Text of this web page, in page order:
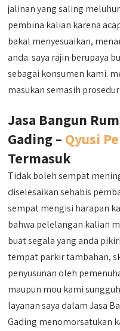
jalinan yang saling
pembina kalian karena
bakal menyesuaikan,
anda. saya rajin berupaya
sebagai konsumen kami.
masukan semasih
Jasa Bangun
Gading – Qyusi
Termasuk
Tidak boleh sempat
diselesaikan sehabis
sempat mengisi harapan
bahwa pelelangan kalian
buat segala yang anda
tempat parkir tambahan,
penyusunan oleh
maupun mou kami
layanan saya dalam Jasa
Gading menomorsatukan